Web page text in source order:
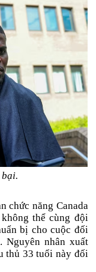
chức năng Canada
thể cùng đội
bị cho cuộc đối
Nguyên nhân xuất
thủ 33 tuổi này đối